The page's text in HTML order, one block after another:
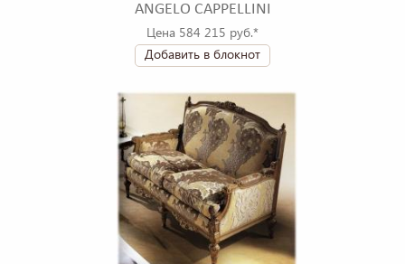
ANGELO CAPPELLINI
Цена 584 215 руб.*
Добавить в блокнот